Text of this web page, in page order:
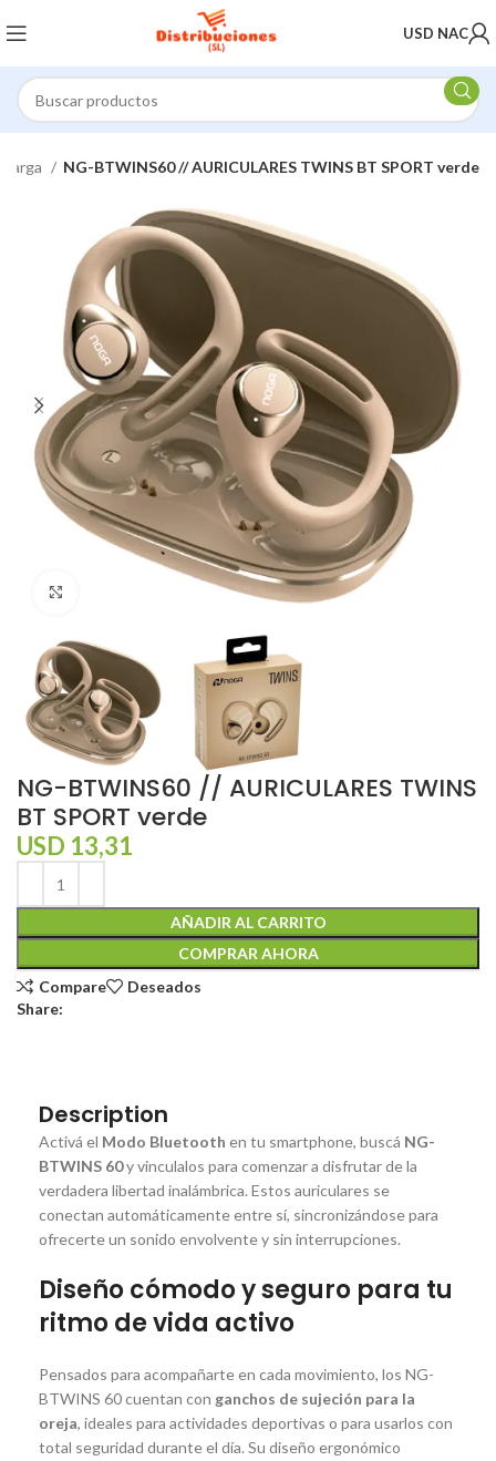
USD NAC
NG-BTWINS60 // AURICULARES TWINS BT SPORT verde
NG-BTWINS60 // AURICULARES TWINS
BT SPORT verde
USD 13,31
AÑADIR AL CARRITO
COMPRAR AHORA
Compare
Deseados
Share:
Description
Activá el Modo Bluetooth en tu smartphone, buscá NG-
BTWINS 60y vinculalos para comenzar a disfrutar de la
verdadera libertad inalámbrica. Estos auriculares se
conectan automáticamente entre sí, sincronizándose para
ofrecerte un sonido envolvente y sin interrupciones.
Diseño cómodo y seguro para tu
ritmo de vida activo
Pensados para acompañarte en cada movimiento, los NG-
BTWINS 60 cuentan con ganchos de sujeción para la
oreja, ideales para actividades deportivas o para usarlos con
total seguridad durante el día. Su diseño ergonómico